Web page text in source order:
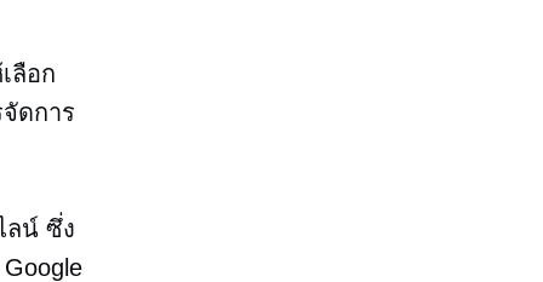
ลือก
ดการ
ลน์ ซึ่ง